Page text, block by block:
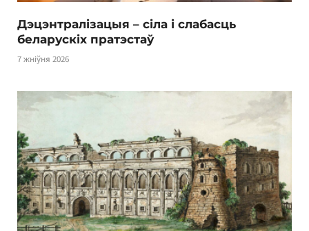
Дэцэнтралізацыя – сіла і слабасць
беларускіх пратэстаў
7 жніўня 2026